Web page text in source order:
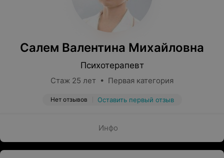
Салем Валентина Михайловна
Психотерапевт
Стаж 25 лет • Первая категория
Нет отзывов Оставить первый отзыв
Инфо